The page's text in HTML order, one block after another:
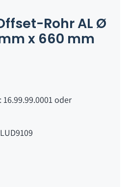
Rohr AL Ø
x 660 mm
oder